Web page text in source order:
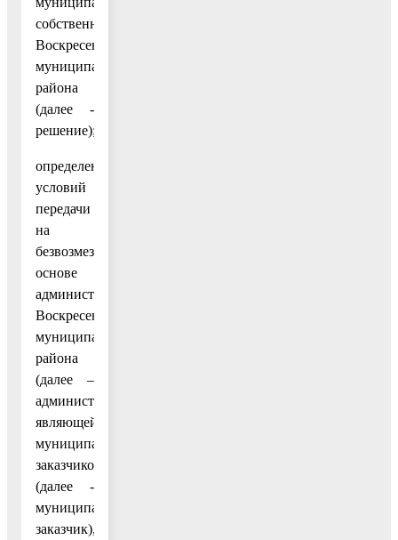
собственность
Воскресенского
муниципального
района
(далее -
решение);
определения
условий
передачи
на
безвозмездной
основе
администрацией
Воскресенского
муниципального
района
(далее –
администрация),
являющейся
муниципальным
заказчиком
(далее -
муниципальный
заказчик),